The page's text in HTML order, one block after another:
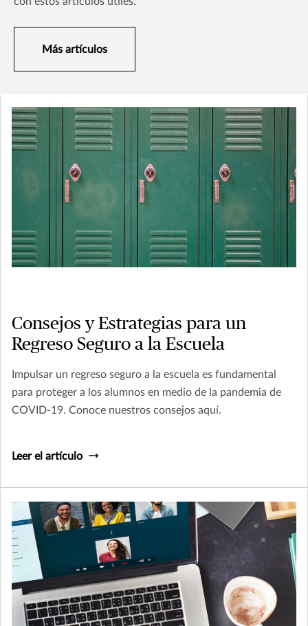
Más artículos
Consejos y Estrategias para un
Regreso Seguro a la Escuela
Impulsar un regreso seguro a la escuela es fundamental
para proteger a los alumnos en medio de la pandemia de
COVID-19. Conoce nuestros consejos aquí.
Leer el artículo